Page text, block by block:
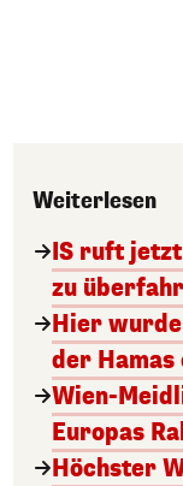
Weiterlesen
IS ruft
zu
Hier
der
Wien-
Europas
Höchster